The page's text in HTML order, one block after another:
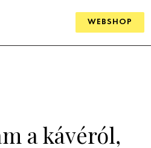
WEBSHOP
a kávéról,